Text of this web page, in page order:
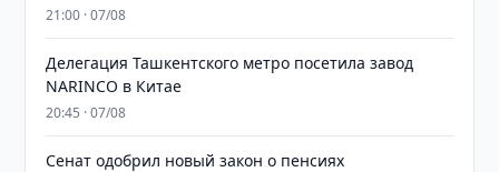
21:00 · 07/08
Делегация Ташкентского метро посетила завод
NARINCO в Китае
20:45 · 07/08
Сенат одобрил новый закон о пенсиях